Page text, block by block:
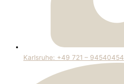
Karlsruhe: +49 721 – 94540454